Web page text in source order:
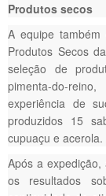
Produtos secos
A equipe também
Produtos Secos
seleção de
pimenta-do-
experiência de
produzidos 15
cupuaçu e acerola.
Após a
os resultados